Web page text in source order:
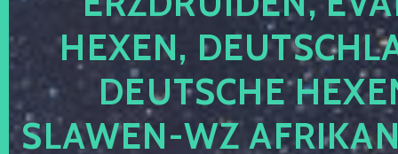
HEXEN,
DEUTSCHE
SLAWEN-WZ